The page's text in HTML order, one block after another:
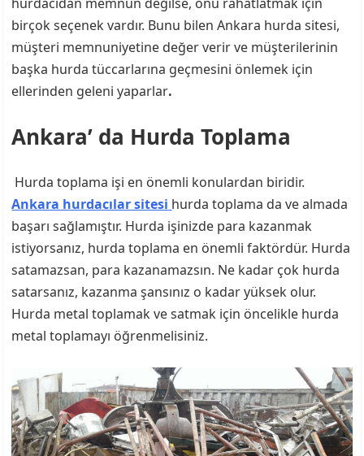
birçok seçenek vardır. Bunu bilen Ankara hurda sitesi,
müşteri memnuniyetine değer verir ve müşterilerinin
başka hurda tüccarlarına geçmesini önlemek için
ellerinden geleni yaparlar.
Ankara’ da Hurda Toplama
Hurda toplama işi en önemli konulardan biridir.
Ankara hurdacılar sitesi hurda toplama da ve almada
başarı sağlamıştır. Hurda işinizde para kazanmak
istiyorsanız, hurda toplama en önemli faktördür. Hurda
satamazsan, para kazanamazsın. Ne kadar çok hurda
satarsanız, kazanma şansınız o kadar yüksek olur.
Hurda metal toplamak ve satmak için öncelikle hurda
metal toplamayı öğrenmelisiniz.